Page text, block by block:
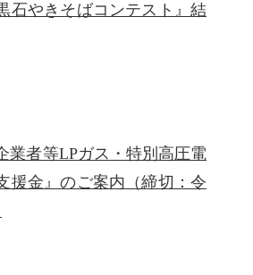
石やきそばコンテスト』結
業者等LPガス・特別高圧電
援金』のご案内（締切：令